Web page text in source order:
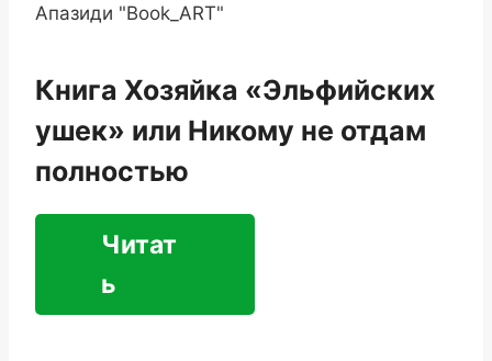
Апазиди "Book_ART"
Книга Хозяйка «Эльфийских
ушек» или Никому не отдам
полностью
Читат
ь